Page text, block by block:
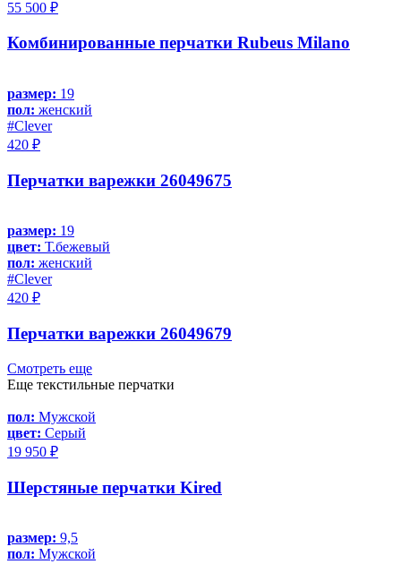
55 500 ₽
Комбинированные перчатки Rubeus Milano
размер: 19
пол: женский
#Clever
420 ₽
Перчатки варежки 26049675
размер: 19
цвет: Т.бежевый
пол: женский
#Clever
420 ₽
Перчатки варежки 26049679
Смотреть еще
Еще текстильные перчатки
пол: Мужской
цвет: Серый
19 950 ₽
Шерстяные перчатки Kired
размер: 9,5
пол: Мужской